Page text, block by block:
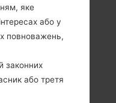
2
LG
яке
або у
повноважень,
законних
або третя